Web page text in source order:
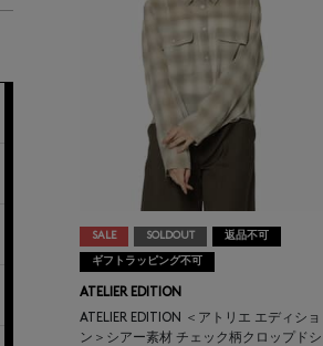
SALE SOLDOUT 返品不可
ギフトラッピング不可
ATELIER EDITION
ATELIER EDITION ＜アトリエ エディショ
ン＞シアー素材 チェック柄クロップドシ